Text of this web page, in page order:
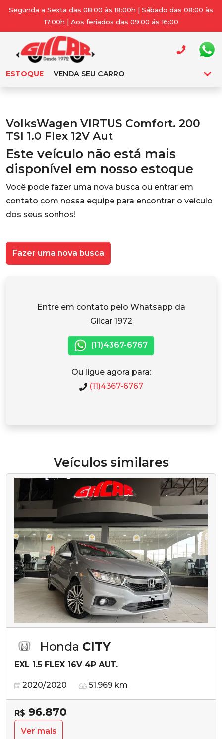
Segunda a Sexta das 08:00 às 18:00h | Sábado das 08:00 às
17:00h | Aos feriados das 09:00 ás 16:00
ESTOQUE VENDA SEU CARRO
VolksWagen VIRTUS Comfort. 200
TSI 1.0 Flex 12V Aut
Este veículo não está mais
disponível em nosso estoque
Você pode fazer uma nova busca ou entrar em
contato com nossa equipe para encontrar o veículo
dos seus sonhos!
Fazer uma nova busca
Entre em contato pelo Whatsapp da
Gilcar 1972
(11)4367-6767
Ou ligue agora para:
(11)4367-6767
Veículos similares
Honda CITY
EXL 1.5 FLEX 16V 4P AUT.
2020/2020 51.969 km
R$ 96.870
Ver mais